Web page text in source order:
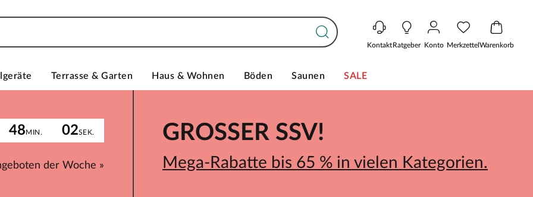
KontaktRatgeber Konto MerkzettelWarenkorb
Terrasse & Garten Haus & Wohnen Böden Saunen SALE
48MIN. 02SEK.
der Woche »
GROSSER SSV!
Mega-Rabatte bis 65 % in vielen Kategorien.